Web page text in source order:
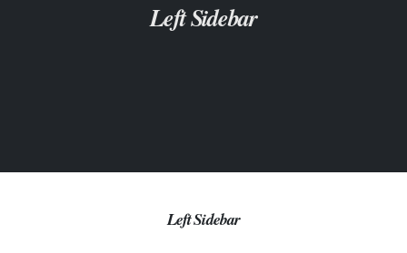
Left Sidebar
Left Sidebar